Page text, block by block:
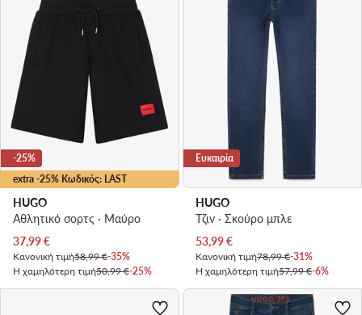
extra -25% Κωδικός: LAST
-25%
HUGO
Αθλητικό σορτς · Μαύρο
Τρέχουσα τιμή
37,99€
Κανονική τιμή58,99 €-35%
Η χαμηλότερη τιμή50,99 €-25%
Ευκαιρία
HUGO
Τζιν · Σκούρο μπλε
Τρέχουσα τιμή
53,99€
Κανονική τιμή78,99 €-31%
Η χαμηλότερη τιμή57,99 €-6%